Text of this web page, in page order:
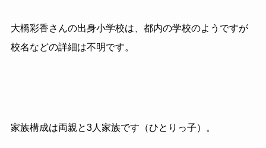
大橋彩香さんの出身小学校は、都内の学校のようですが
校名などの詳細は不明です。
家族構成は両親と3人家族です（ひとりっ子）。